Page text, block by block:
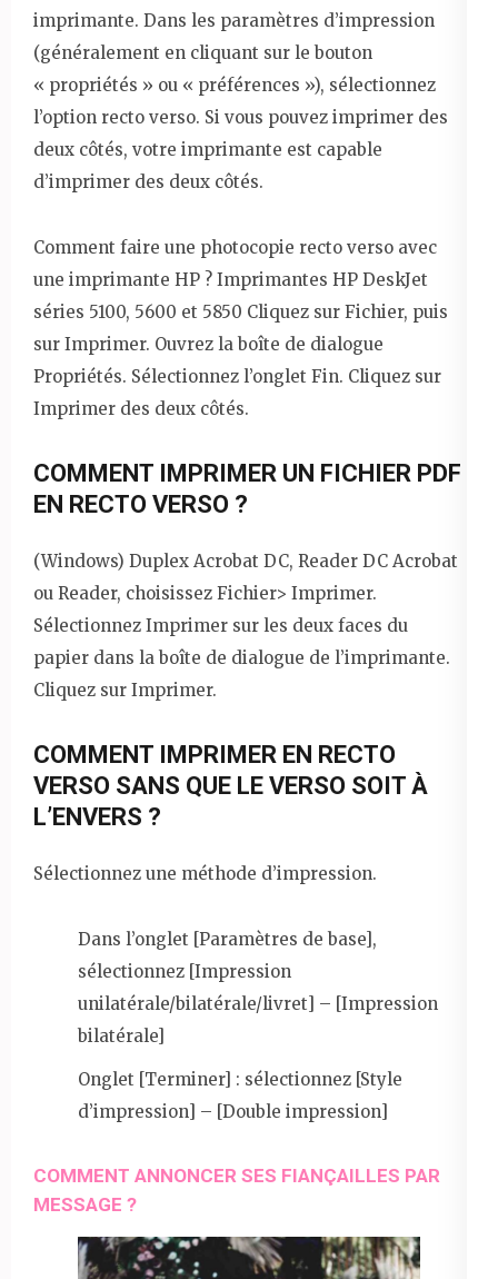
imprimante. Dans les paramètres d’impression
(généralement en cliquant sur le bouton
« propriétés » ou « préférences »), sélectionnez
l’option recto verso. Si vous pouvez imprimer des
deux côtés, votre imprimante est capable
d’imprimer des deux côtés.
Comment faire une photocopie recto verso avec
une imprimante HP ? Imprimantes HP DeskJet
séries 5100, 5600 et 5850 Cliquez sur Fichier, puis
sur Imprimer. Ouvrez la boîte de dialogue
Propriétés. Sélectionnez l’onglet Fin. Cliquez sur
Imprimer des deux côtés.
COMMENT IMPRIMER UN FICHIER PDF
EN RECTO VERSO ?
(Windows) Duplex Acrobat DC, Reader DC Acrobat
ou Reader, choisissez Fichier> Imprimer.
Sélectionnez Imprimer sur les deux faces du
papier dans la boîte de dialogue de l’imprimante.
Cliquez sur Imprimer.
COMMENT IMPRIMER EN RECTO
VERSO SANS QUE LE VERSO SOIT À
L’ENVERS ?
Sélectionnez une méthode d’impression.
Dans l’onglet [Paramètres de base],
sélectionnez [Impression
unilatérale/bilatérale/livret] – [Impression
bilatérale]
Onglet [Terminer] : sélectionnez [Style
d’impression] – [Double impression]
COMMENT ANNONCER SES FIANÇAILLES PAR
MESSAGE ?